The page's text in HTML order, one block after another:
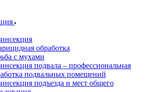
обработка
с мухами
подвала – профессиональная
подвальных помещений
подъезда и мест общего